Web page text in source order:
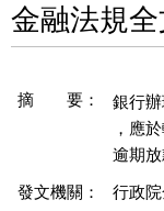
金融法規
摘 要：
銀行
，應
發文機關： 行政